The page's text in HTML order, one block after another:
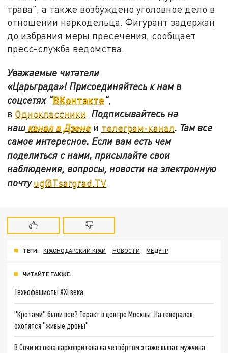
трава", а также возбуждено уголовное дело в
отношении наркодельца. Фигурант задержан
до избрания меры пресечения, сообщает
пресс-служба ведомства.
Уважаемые читатели
«Царьграда»! Присоединяйтесь к нам в
соцсетях "ВКонтакте",
в Одноклассники Подписывайтесь на
нашканал в Дзене и телеграм-канал. Там все
самое интересное. Если вам есть чем
поделиться с нами, присылайте свои
наблюдения, вопросы, новости на электронную
почтуug@Tsargrad.TV
ТЕГИ: КРАСНОДАРСКИЙ КРАЙ НОВОСТИ МЕДУЧР
ЧИТАЙТЕ ТАКЖЕ:
Технофашисты XXI века
"Кротами" были все? Теракт в центре Москвы: На генералов
охотятся "живые дроны"
В Сочи из окна наркопритона на четвёртом этаже выпал мужчина